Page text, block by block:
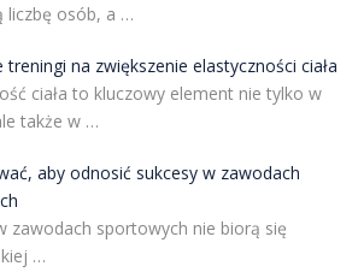
liczbę osób, a …
treningi na zwiększenie elastyczności ciała
ciała to kluczowy element nie tylko w
także w …
aby odnosić sukcesy w zawodach
zawodach sportowych nie biorą się
…